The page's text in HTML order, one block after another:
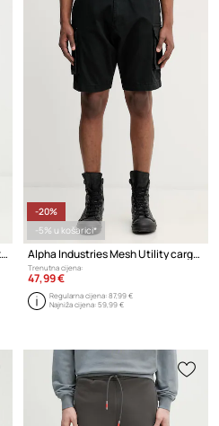
Alpha Industries P41 HBT Combat kratke hlače od pamuka za muškarce
-20%
-5% u košarici*
Alpha Industries Mesh Utility cargo kratke hlače od pamuka za muškarce
Trenutna cijena:
47,99 €
Regularna cijena:87,99 €
Najniža cijena:59,99 €